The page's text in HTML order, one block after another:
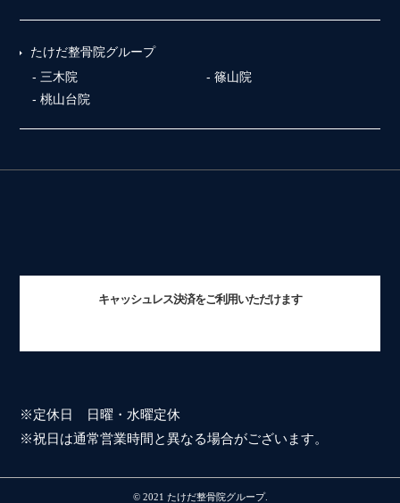
たけだ整骨院グループ
三木院
篠山院
桃山台院
キャッシュレス決済をご利用いただけます
※定休日 日曜・水曜定休
※祝日は通常営業時間と異なる場合がございます。
© 2021 たけだ整骨院グループ.